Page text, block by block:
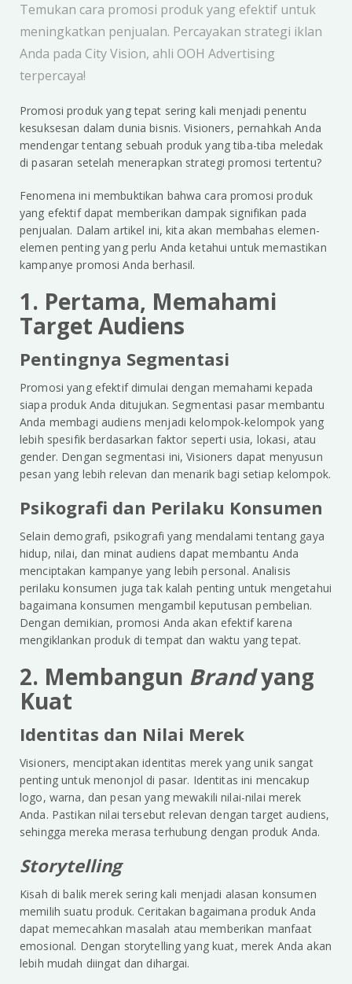
Temukan cara promosi produk yang efektif untuk
meningkatkan penjualan. Percayakan strategi iklan
Anda pada City Vision, ahli OOH Advertising
terpercaya!
Promosi produk yang tepat sering kali menjadi penentu
kesuksesan dalam dunia bisnis. Visioners, pernahkah Anda
mendengar tentang sebuah produk yang tiba-tiba meledak
di pasaran setelah menerapkan strategi promosi tertentu?
Fenomena ini membuktikan bahwa cara promosi produk
yang efektif dapat memberikan dampak signifikan pada
penjualan. Dalam artikel ini, kita akan membahas elemen-
elemen penting yang perlu Anda ketahui untuk memastikan
kampanye promosi Anda berhasil.
1. Pertama, Memahami
Target Audiens
Pentingnya Segmentasi
Promosi yang efektif dimulai dengan memahami kepada
siapa produk Anda ditujukan. Segmentasi pasar membantu
Anda membagi audiens menjadi kelompok-kelompok yang
lebih spesifik berdasarkan faktor seperti usia, lokasi, atau
gender. Dengan segmentasi ini, Visioners dapat menyusun
pesan yang lebih relevan dan menarik bagi setiap kelompok.
Psikografi dan Perilaku Konsumen
Selain demografi, psikografi yang mendalami tentang gaya
hidup, nilai, dan minat audiens dapat membantu Anda
menciptakan kampanye yang lebih personal. Analisis
perilaku konsumen juga tak kalah penting untuk mengetahui
bagaimana konsumen mengambil keputusan pembelian.
Dengan demikian, promosi Anda akan efektif karena
mengiklankan produk di tempat dan waktu yang tepat.
2. Membangun Brandyang
Kuat
Identitas dan Nilai Merek
Visioners, menciptakan identitas merek yang unik sangat
penting untuk menonjol di pasar. Identitas ini mencakup
logo, warna, dan pesan yang mewakili nilai-nilai merek
Anda. Pastikan nilai tersebut relevan dengan target audiens,
sehingga mereka merasa terhubung dengan produk Anda.
Storytelling
Kisah di balik merek sering kali menjadi alasan konsumen
memilih suatu produk. Ceritakan bagaimana produk Anda
dapat memecahkan masalah atau memberikan manfaat
emosional. Dengan storytelling yang kuat, merek Anda akan
lebih mudah diingat dan dihargai.